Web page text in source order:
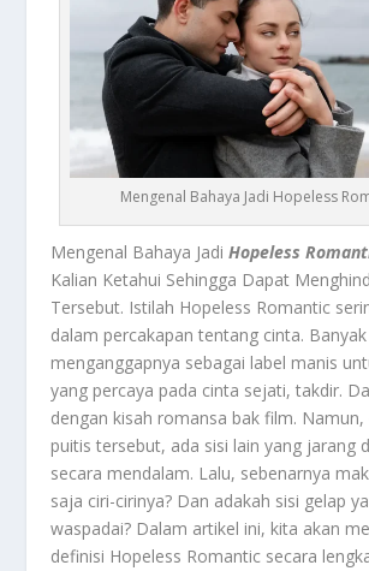
Mengenal Bahaya Jadi Hopeless
Mengenal Bahaya JadiHopeless
Kalian Ketahui Sehingga Dapat
Tersebut. Istilah Hopeless Romantic
dalam percakapan tentang cinta.
menganggapnya sebagai label manis
yang percaya pada cinta sejati, takdir.
dengan kisah romansa bak film. Namun,
puitis tersebut, ada sisi lain yang jarang
secara mendalam. Lalu, sebenarnya
saja ciri-cirinya? Dan adakah sisi gelap
waspadai? Dalam artikel ini, kita akan
definisi Hopeless Romantic secara